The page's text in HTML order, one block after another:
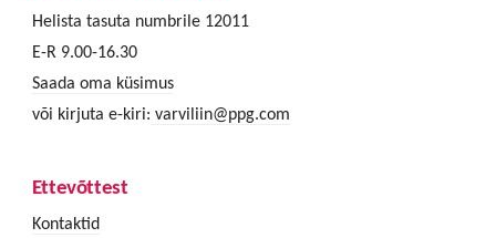
Helista tasuta numbrile 12011
E-R 9.00-16.30
Saada oma küsimus
või kirjuta e-kiri: varviliin@ppg.com
Ettevõttest
Kontaktid